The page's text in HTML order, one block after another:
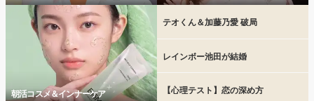
朝活コスメ＆インナーケア
テオくん＆加藤乃愛 破局
レインボー池田が結婚
【心理テスト】恋の深め方